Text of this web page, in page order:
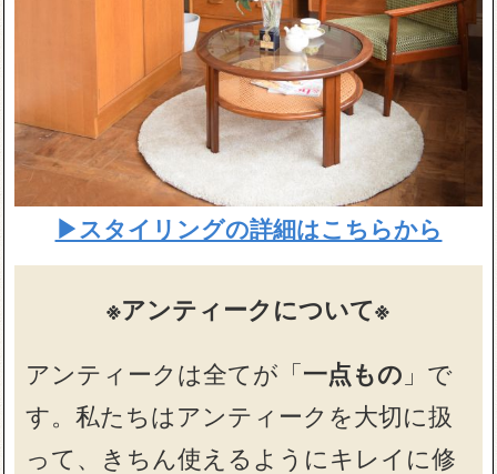
▶スタイリングの詳細はこちらから
※アンティークについて※
アンティークは全てが「一点もの 」で
す。私たちはアンティークを大切に扱
って、きちん使えるようにキレイに修